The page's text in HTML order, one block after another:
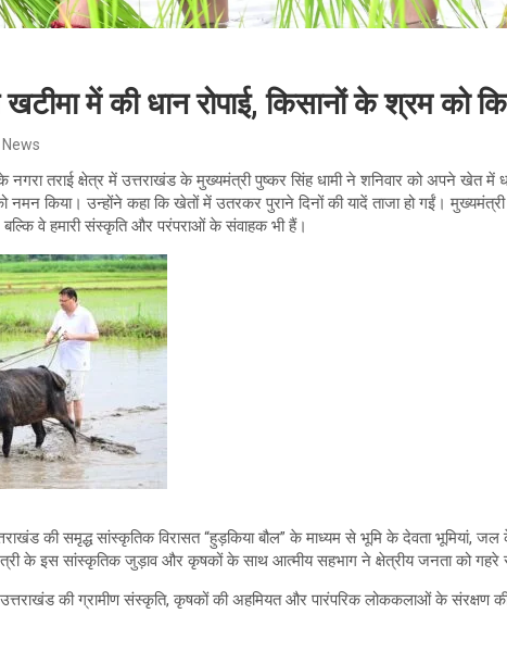
में की धान रोपाई, किसानों के श्रम को
तराई क्षेत्र में उत्तराखंड के मुख्यमंत्री पुष्कर सिंह धामी ने शनिवार को अपने खेत में
नमन किया। उन्होंने कहा कि खेतों में उतरकर पुराने दिनों की यादें ताजा हो गईं।
बल्कि वे हमारी संस्कृति और परंपराओं के संवाहक भी हैं।
की समृद्ध सांस्कृतिक विरासत “हुड़किया बौल” के माध्यम से भूमि के देवता भूमियां,
के इस सांस्कृतिक जुड़ाव और कृषकों के साथ आत्मीय सहभाग ने क्षेत्रीय जनता को गहरे
की ग्रामीण संस्कृति, कृषकों की अहमियत और पारंपरिक लोककलाओं के संरक्षण